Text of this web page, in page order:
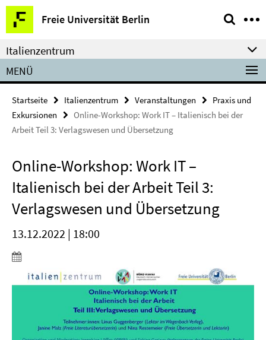
Springe
direkt
zu
Inhalt
Freie Universität Berlin
Service-
Navigation
Italienzentrum
MENÜ
Startseite Italienzentrum Veranstaltungen
Praxis und
Exkursionen
Online-Workshop: Work IT – Italienisch bei der
Arbeit Teil 3: Verlagswesen und Übersetzung
Online-Workshop: Work IT –
Italienisch bei der Arbeit Teil 3:
Verlagswesen und Übersetzung
13.12.2022 | 18:00